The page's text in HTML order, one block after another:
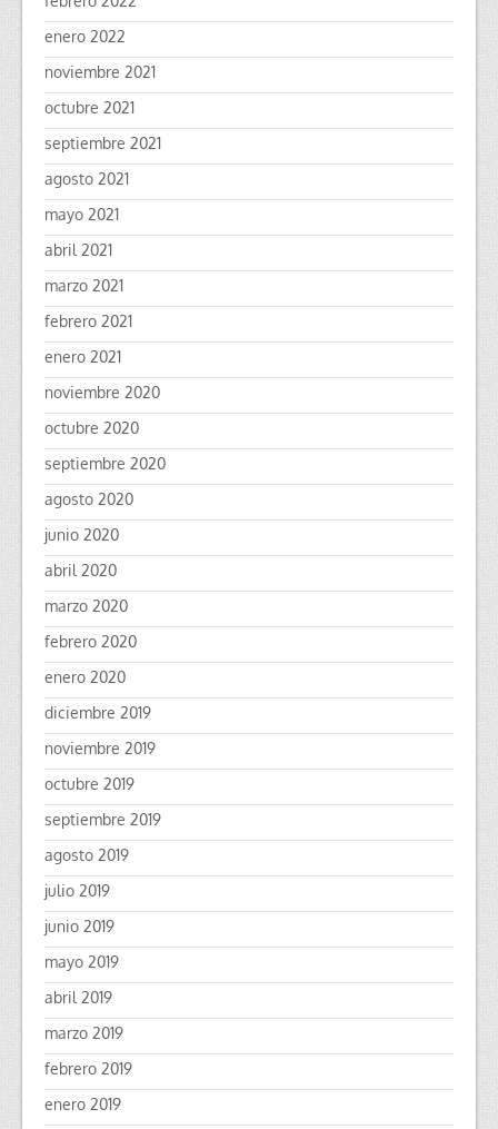
enero 2022
noviembre 2021
octubre 2021
septiembre 2021
agosto 2021
mayo 2021
abril 2021
marzo 2021
febrero 2021
enero 2021
noviembre 2020
octubre 2020
septiembre 2020
agosto 2020
junio 2020
abril 2020
marzo 2020
febrero 2020
enero 2020
diciembre 2019
noviembre 2019
octubre 2019
septiembre 2019
agosto 2019
julio 2019
junio 2019
mayo 2019
abril 2019
marzo 2019
febrero 2019
enero 2019